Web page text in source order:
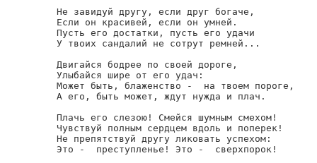
Не завидуй другу, если друг богаче,
Если он красивей, если он умней.
Пусть его достатки, пусть его удачи
У твоих сандалий не сотрут ремней...
Двигайся бодрее по своей дороге,
Улыбайся шире от его удач:
Может быть, блаженство -  на твоем пороге,
А его, быть может, ждут нужда и плач.
Плачь его слезою! Смейся шумным смехом!
Чувствуй полным сердцем вдоль и поперек!
Не препятствуй другу ликовать успехом:
Это -  преступленье! Это -  сверхпорок!